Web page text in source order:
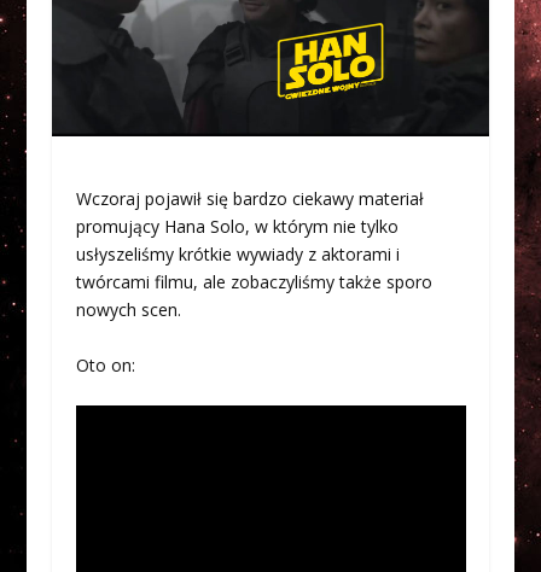
Wczoraj pojawił się bardzo ciekawy materiał
promujący Hana Solo, w którym nie tylko
usłyszeliśmy krótkie wywiady z aktorami i
twórcami filmu, ale zobaczyliśmy także sporo
nowych scen.
Oto on: